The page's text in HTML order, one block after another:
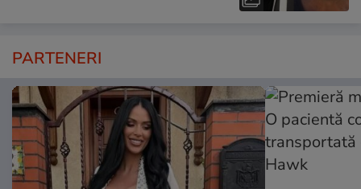
PARTENERI